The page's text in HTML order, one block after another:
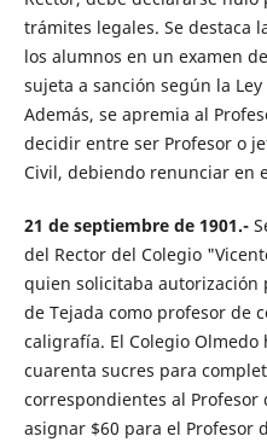
trámites legales. Se destaca
los alumnos en un examen
sujeta a sanción según la
Además, se apremia al
decidir entre ser Profesor o
Civil, debiendo renunciar en
21 de septiembre de 1901.-
del Rector del Colegio
quien solicitaba autorización
de Tejada como profesor de
caligrafía. El Colegio
cuarenta sucres para
correspondientes al
asignar $60 para el Profesor